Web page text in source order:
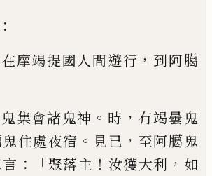
：
摩竭提國人間遊行 ， 到阿臈
集會諸鬼神 。 時 ， 有竭曇鬼
住處夜宿 。 見已 ， 至阿臈鬼
：「聚落主 ！ 汝獲大利 ， 如